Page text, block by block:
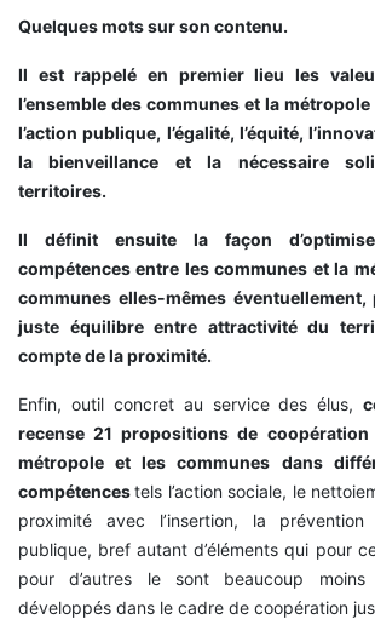
Quelques mots sur son contenu.
Il est rappelé en premier lieu les
l’ensemble des communes et la métropole
l’action publique, l’égalité, l’équité,
la bienveillance et la nécessaire
territoires.
Il définit ensuite la façon
compétences entre les communes et la
communes elles-mêmes
juste équilibre entre attractivité du
compte de la proximité.
Enfin, outil concret au service des élus,
recense 21 propositions de
métropole et les communes dans
compétencestels l’action sociale, le
proximité avec l’insertion, la
publique, bref autant d’éléments qui pour
pour d’autres le sont beaucoup
développés dans le cadre de coopération